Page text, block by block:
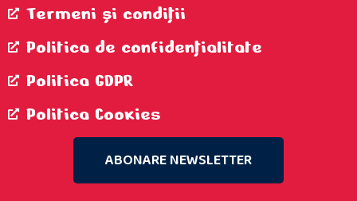
Termeni şi condiţii
Politica de confidenţialitate
Politica GDPR
Politica Cookies
ABONARE NEWSLETTER